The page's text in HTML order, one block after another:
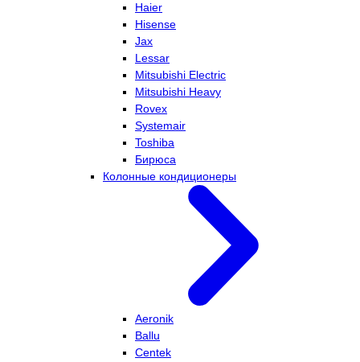
Haier
Hisense
Jax
Lessar
Mitsubishi Electric
Mitsubishi Heavy
Rovex
Systemair
Toshiba
Бирюса
Колонные кондиционеры
Aeronik
Ballu
Centek